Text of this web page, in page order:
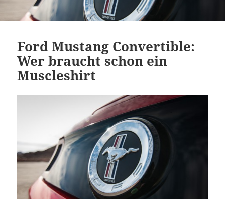
Ford Mustang Convertible:
Wer braucht schon ein
Muscleshirt